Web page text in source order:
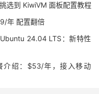
选到 KiwiVM 面板配置教程
年 配置翻倍
24.04 LTS：新特性
介绍：$53/年，接入移动